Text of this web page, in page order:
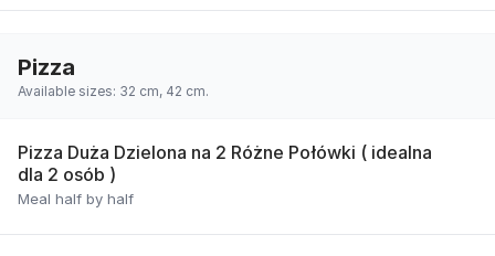
Pizza
Available sizes: 32 cm, 42 cm.
Pizza Duża Dzielona na 2 Różne Połówki ( idealna
dla 2 osób )
Meal half by half